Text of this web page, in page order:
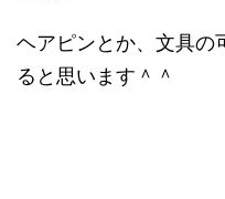
ヘアピンとか、文具の
ると思います＾＾